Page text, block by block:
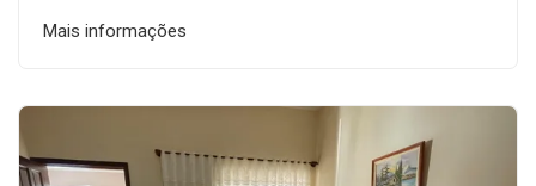
Mais informações